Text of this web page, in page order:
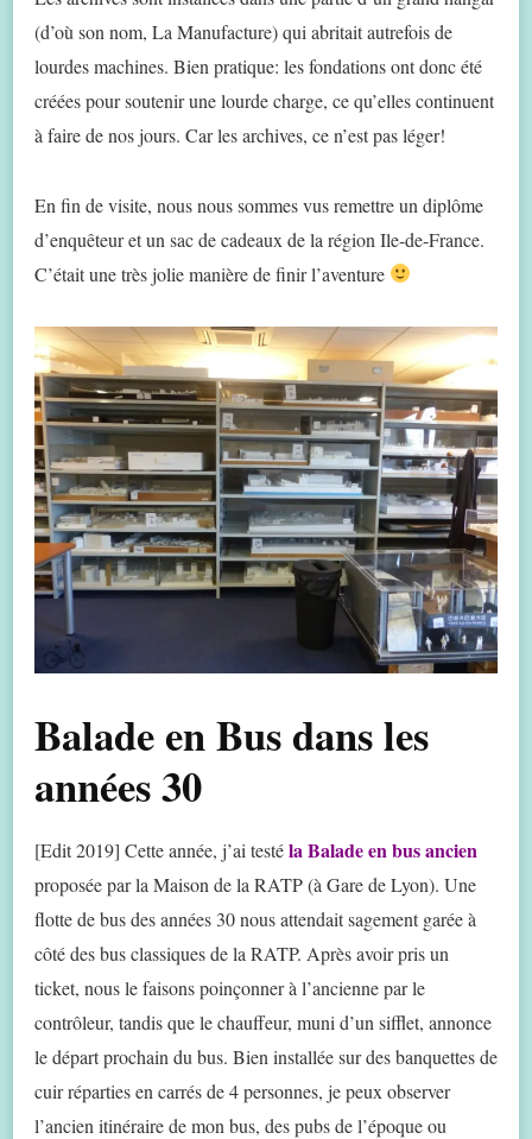
(d’où son nom, La Manufacture) qui abritait autrefois de
lourdes machines. Bien pratique: les fondations ont donc été
créées pour soutenir une lourde charge, ce qu’elles continuent
à faire de nos jours. Car les archives, ce n’est pas léger!
En fin de visite, nous nous sommes vus remettre un diplôme
d’enquêteur et un sac de cadeaux de la région Ile-de-France.
C’était une très jolie manière de finir l’aventure
Balade en Bus dans les
années 30
[Edit 2019] Cette année, j’ai testéla Balade en bus ancien
proposée par la Maison de la RATP (à Gare de Lyon). Une
flotte de bus des années 30 nous attendait sagement garée à
côté des bus classiques de la RATP. Après avoir pris un
ticket, nous le faisons poinçonner à l’ancienne par le
contrôleur, tandis que le chauffeur, muni d’un sifflet, annonce
le départ prochain du bus. Bien installée sur des banquettes de
cuir réparties en carrés de 4 personnes, je peux observer
l’ancien itinéraire de mon bus, des pubs de l’époque ou